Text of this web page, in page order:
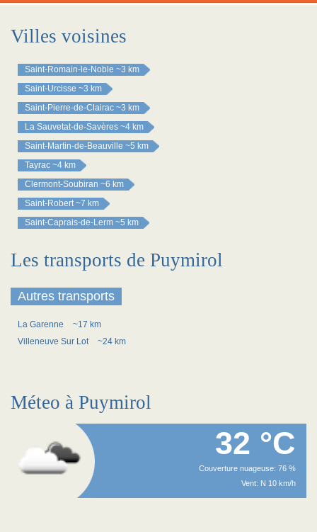
Villes voisines
Saint-Romain-le-Noble ~3 km
Saint-Urcisse ~3 km
Saint-Pierre-de-Clairac ~3 km
La Sauvetat-de-Savères ~4 km
Saint-Martin-de-Beauville ~5 km
Tayrac ~4 km
Clermont-Soubiran ~6 km
Saint-Robert ~7 km
Saint-Caprais-de-Lerm ~5 km
Les transports de Puymirol
Autres transports
La Garenne
~17 km
Villeneuve Sur Lot
~24 km
Méteo à Puymirol
32 °C
Couverture nuageuse: 76 %
Vent: N 10 km/h